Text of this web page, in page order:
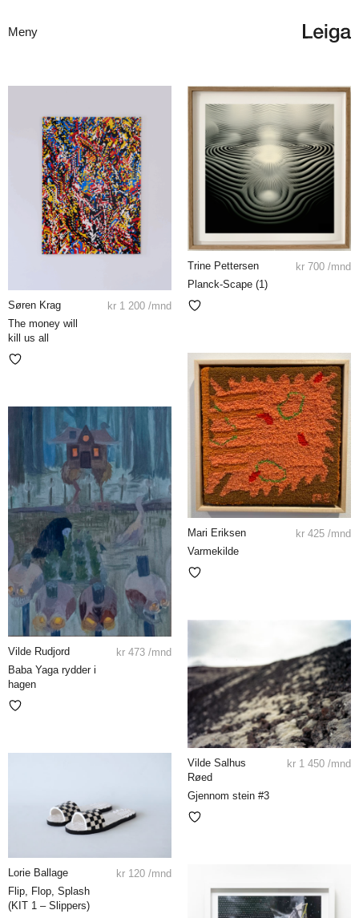
Meny
Søren Krag
The money will
kill us all
kr 1 200 /mnd
Trine Pettersen
Planck-Scape (1)
kr 700 /mnd
Mari Eriksen
Varmekilde
kr 425 /mnd
Vilde Rudjord
Baba Yaga rydder i
hagen
kr 473 /mnd
Vilde Salhus
Røed
Gjennom stein #3
kr 1 450 /mnd
Lorie Ballage
Flip, Flop, Splash
(KIT 1 – Slippers)
kr 120 /mnd